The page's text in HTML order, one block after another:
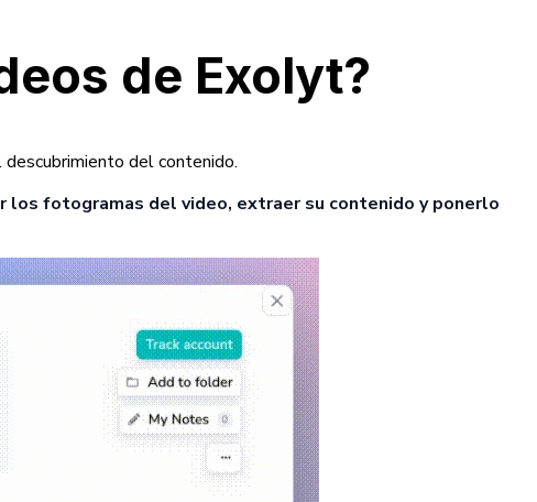
de Exolyt?
del contenido.
los fotogramas del video, extraer su contenido y ponerlo